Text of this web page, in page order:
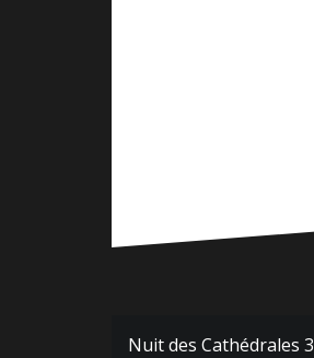
Navigation
Nuit des Cathédrales 3